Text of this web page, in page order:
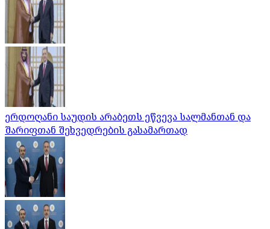
ერდოღანი საუდის არაბეთს ეწვევა სალმანთან და
შარიფთან შეხვედრების გასამართად